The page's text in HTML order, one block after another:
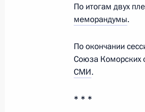
Российско-
15 января 2019 года,
По итогам двух
меморандумы.
По окончании
Союза Коморских
СМИ.
* * *